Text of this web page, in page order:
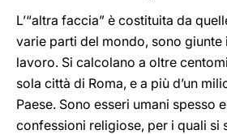
L’“altra faccia” è costituita da
varie parti del mondo, sono giunte
lavoro. Si calcolano a oltre
sola città di Roma, e a più d’un
Paese. Sono esseri umani spesso
confessioni religiose, per i quali si